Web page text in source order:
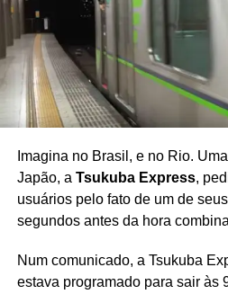
Imagina no Brasil, e no Rio.
Japão, a Tsukuba Express,
usuários pelo fato de um de
segundos antes da hora
Num comunicado, a Tsukuba
estava programado para sair às